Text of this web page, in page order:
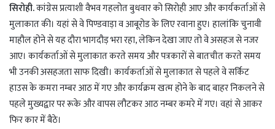
सिरोही.कांग्रेस प्रत्याशी वैभव गहलोत बुधवार को सिरोही आए और कार्यकर्ताओं से
मुलाकात की। यहां से वे पिण्डवाड़ा व आबूरोड के लिए रवाना हुए। हालांकि चुनावी
माहौल होने से यह दौरा भागदौड़ भरा रहा, लेकिन देखा जाए तो वे असहज से नजर
आए। कार्यकर्ताओं से मुलाकात करते समय और पत्रकारों से बातचीत करते समय
भी उनकी असहजता साफ दिखी। कार्यकर्ताओं से मुलाकात से पहले वे सर्किट
हाउस के कमरा नम्बर आठ में गए और कार्यक्रम खत्म होने के बाद बाहर निकलने से
पहले मुख्यद्वार पर रूके और वापस लौटकर आठ नम्बर कमरे में गए। वहां से आकर
फिर कार में बैठे।